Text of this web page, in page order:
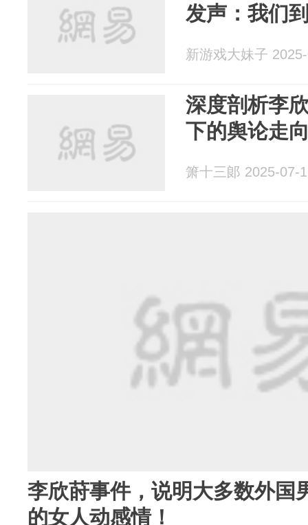
发声：我们
新游戏大妹子
深度剖析李
下的舆论走
箫十三郞 2025-07-
李欣莳事件，说明大多数外国
的女人动感情！